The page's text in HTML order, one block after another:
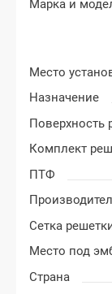
Марка и
Назначение
ПТФ
Страна